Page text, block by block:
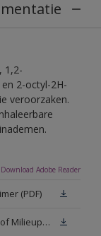
1,2-
2-octyl-2H-
veroorzaken.
Download Adobe Reader
(PDF)
Sikkens Waterborne Trim Primer - EPD of Milieuproductverklaring